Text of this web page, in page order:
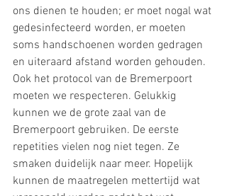
ons dienen te houden; er moet nogal wat
gedesinfecteerd worden, er moeten
soms handschoenen worden gedragen
en uiteraard afstand worden gehouden.
Ook het protocol van de Bremerpoort
moeten we respecteren. Gelukkig
kunnen we de grote zaal van de
Bremerpoort gebruiken. De eerste
repetities vielen nog niet tegen. Ze
smaken duidelijk naar meer. Hopelijk
kunnen de maatregelen mettertijd wat